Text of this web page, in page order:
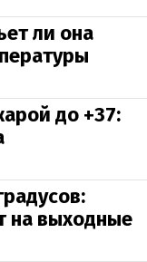
ли она
до +37:
на выходные